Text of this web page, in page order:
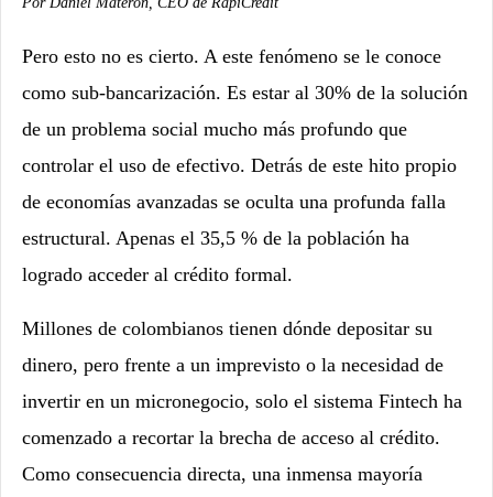
Pero esto no es cierto. A este fenómeno se le conoce
como sub-bancarización. Es estar al 30% de la solución
de un problema social mucho más profundo que
controlar el uso de efectivo. Detrás de este hito propio
de economías avanzadas se oculta una profunda falla
estructural. Apenas el 35,5 % de la población ha
logrado acceder al crédito formal.
Millones de colombianos tienen dónde depositar su
dinero, pero frente a un imprevisto o la necesidad de
invertir en un micronegocio, solo el sistema Fintech ha
comenzado a recortar la brecha de acceso al crédito.
Como consecuencia directa, una inmensa mayoría